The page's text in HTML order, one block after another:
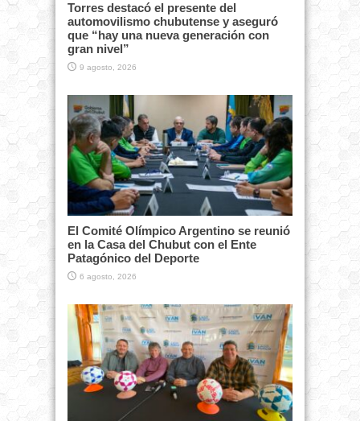
Torres destacó el presente del
automovilismo chubutense y aseguró
que “hay una nueva generación con
gran nivel”
9 agosto, 2026
El Comité Olímpico Argentino se reunió
en la Casa del Chubut con el Ente
Patagónico del Deporte
6 agosto, 2026